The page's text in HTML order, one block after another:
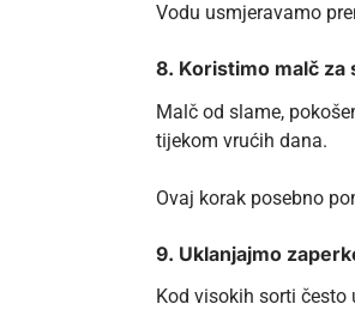
Vodu usmjeravamo
8. Koristimo malč za
Malč od slame,
tijekom vrućih dana.
Ovaj korak posebno
9. Uklanjajmo
Kod visokih sorti